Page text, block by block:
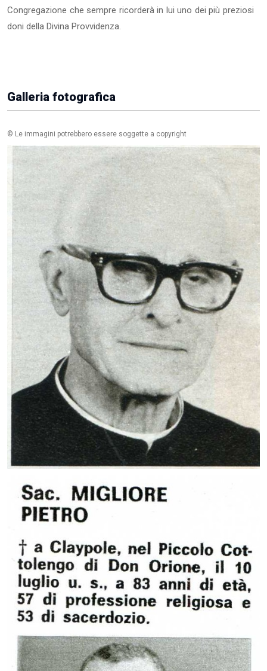
Congregazione che sempre ricorderà in lui uno dei più preziosi
doni della Divina Provvidenza.
Galleria fotografica
© Le immagini potrebbero essere soggette a copyright